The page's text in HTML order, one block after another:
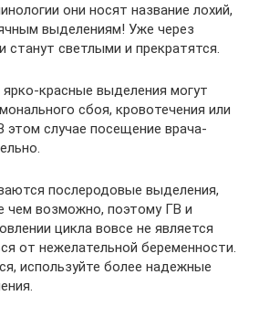
они носят название лохий,
выделениям! Уже через
станут светлыми и прекратятся.
красные выделения могут
сбоя, кровотечения или
этом случае посещение врача-
послеродовые выделения,
чем возможно, поэтому ГВ и
цикла вовсе не является
от нежелательной беременности.
используйте более надежные